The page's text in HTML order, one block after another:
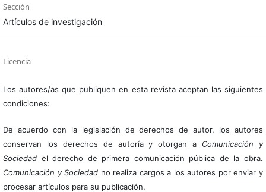
Sección
Artículos de investigación
Licencia
Los autores/as que publiquen en esta revista aceptan las siguientes
condiciones:
De acuerdo con la legislación de derechos de autor, los autores
conservan los derechos de autoría y otorgan a Comunicación y
Sociedadel derecho de primera comunicación pública de la obra.
Comunicación y Sociedad no realiza cargos a los autores por enviar y
procesar artículos para su publicación.